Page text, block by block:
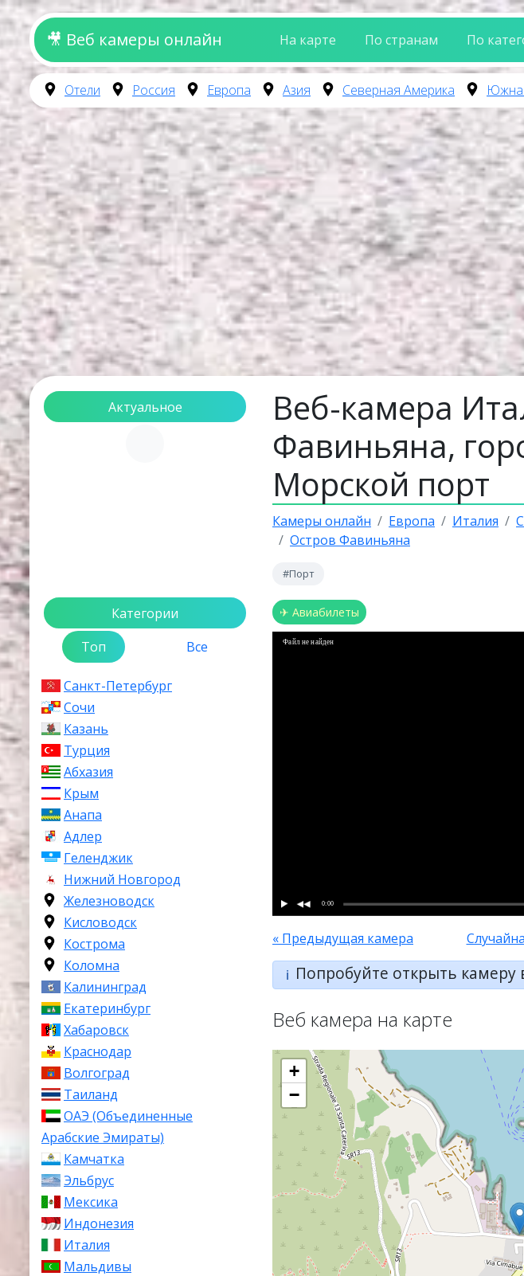
🎥 Веб камеры онлайн На карте По странам По
Отели Россия Европа Азия Северная Америка
Актуальное
Категории
Топ
Все
Санкт-Петербург
Сочи
Казань
Турция
Абхазия
Крым
Анапа
Адлер
Геленджик
Нижний Новгород
Железноводск
Кисловодск
Кострома
Коломна
Калининград
Екатеринбург
Хабаровск
Краснодар
Волгоград
Таиланд
ОАЭ (Объединенные
Арабские Эмираты)
Камчатка
Эльбрус
Мексика
Индонезия
Италия
Мальдивы
Веб-камера
Фавиньяна,
Морской порт
Камеры онлайн Европа Италия
Остров Фавиньяна
#Порт
✈ Авиабилеты
Файл не найден
0:00
« Предыдущая камера
ℹ️ Попробуйте открыть камеру
Веб камера на карте
+
−